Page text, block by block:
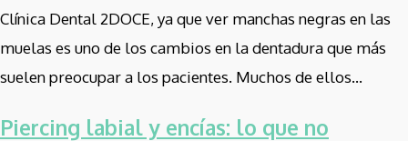
Clínica Dental 2DOCE, ya que ver manchas negras en las
muelas es uno de los cambios en la dentadura que más
suelen preocupar a los pacientes. Muchos de ellos...
Piercing labial y encías: lo que no